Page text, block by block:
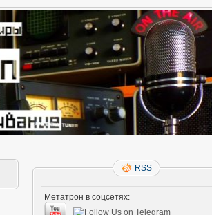
RSS
Метатрон в соцсетях: